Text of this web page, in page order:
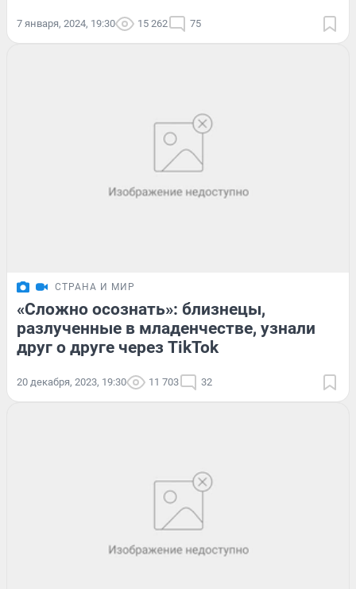
7 января, 2024, 19:30 15 262 75
СТРАНА И МИР
«Сложно осознать»: близнецы,
разлученные в младенчестве, узнали
друг о друге через TikTok
20 декабря, 2023, 19:30 11 703 32